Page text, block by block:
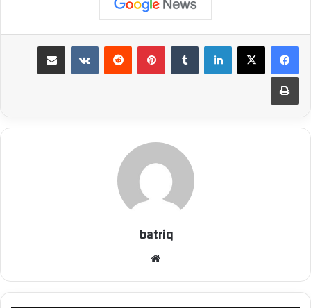
لينكدإن بينتيريست مشاركة عبر البريد
طباعة
batriq